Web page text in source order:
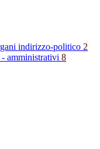
indirizzo-politico 2
amministrativi 8